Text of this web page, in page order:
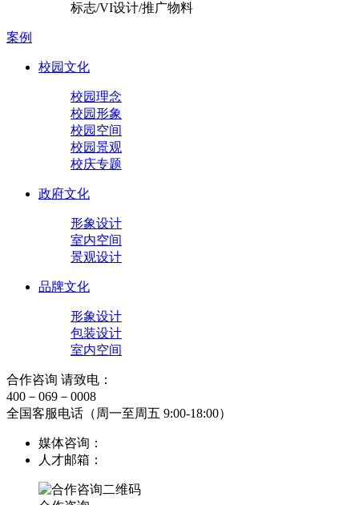
标志/VI设计/推广物料
案例
校园文化
校园理念
校园形象
校园空间
校园景观
校庆专题
政府文化
形象设计
室内空间
景观设计
品牌文化
形象设计
包装设计
室内空间
合作咨询 请致电：
400－069－0008
全国客服电话（周一至周五 9:00-18:00）
媒体咨询：
人才邮箱：